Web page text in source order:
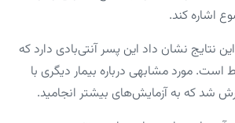
اشاره کند.
نتایج نشان داد این پسر آنتی‌بادی دارد که
است. مورد مشابهی درباره بیمار دیگری با
شد که به آزمایش‌های بیشتر انجامید.